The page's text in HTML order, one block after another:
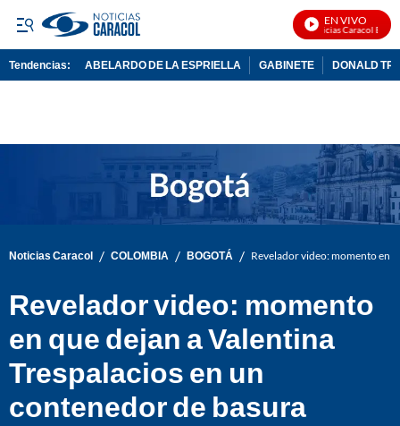
EN VIVO
Noticias Caracol En Vivo
Tendencias: ABELARDO DE LA ESPRIELLA GABINETE DONALD
Noticias Caracol / COLOMBIA / BOGOTÁ / Revelador video: momento en
Revelador video: momento
en que dejan a Valentina
Trespalacios en un
contenedor de basura